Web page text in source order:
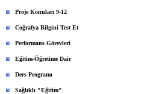
Proje Konuları 9-12
Coğrafya Bilgini Test Et
Performans Görevleri
Eğitim-Öğretime Dair
Ders Programı
Sağlıklı "Eğitim"